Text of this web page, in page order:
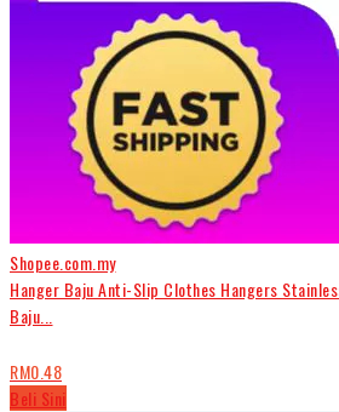
Shopee.com.my
Hanger Baju Anti-Slip Clothes Hangers
Baju...
RM0.48
Beli Sini